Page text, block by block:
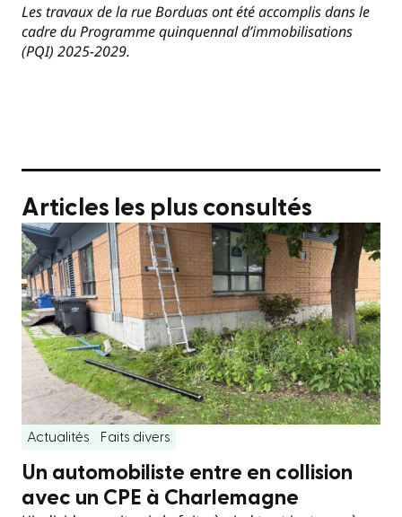
Les travaux de la rue Borduas ont été accomplis dans le
cadre du Programme quinquennal d’immobilisations
(PQI) 2025-2029.
Articles les plus consultés
Actualités Faits divers
Un automobiliste entre en collision
avec un CPE à Charlemagne